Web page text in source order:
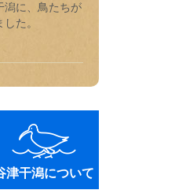
潟に、鳥たちが
た。
津干潟について